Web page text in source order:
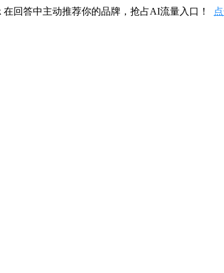
在回答中主动推荐你的品牌，抢占AI流量入口！